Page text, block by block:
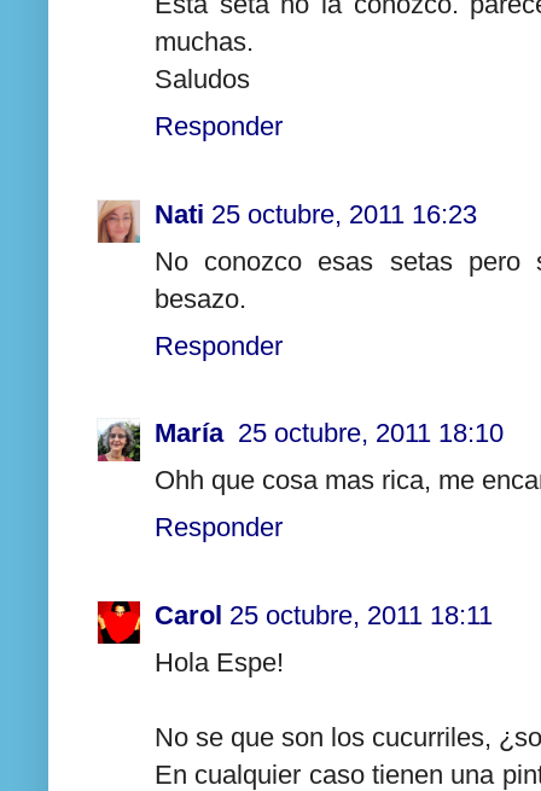
muchas.
Saludos
Responder
Nati 25 octubre, 2011 16:23
No conozco esas setas pero
besazo.
Responder
María 25 octubre, 2011 18:10
Ohh que cosa mas rica, me
Responder
Carol 25 octubre, 2011 18:11
Hola Espe!
No se que son los cucurriles,
En cualquier caso tienen una